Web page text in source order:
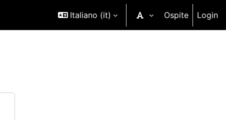
Italiano ‎(it)‎ Ospite Login